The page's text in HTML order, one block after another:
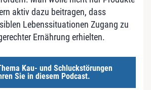
aktiv dazu beitragen, dass
Lebenssituationen Zugang zu
Ernährung erhielten.
Kau- und Schluckstörungen
Sie in diesem Podcast.